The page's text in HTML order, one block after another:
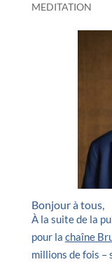
MEDITATION
Bonjour à tous,
À la suite de la
pour la chaîne
millions de fois –